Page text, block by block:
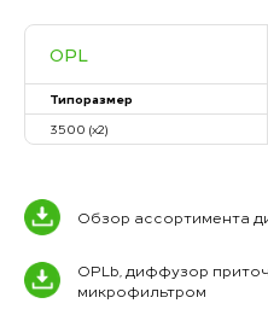
OPL
Типоразмер
3500 (x2)
Обзор ассортимента
OPLb, диффузор
микрофильтром